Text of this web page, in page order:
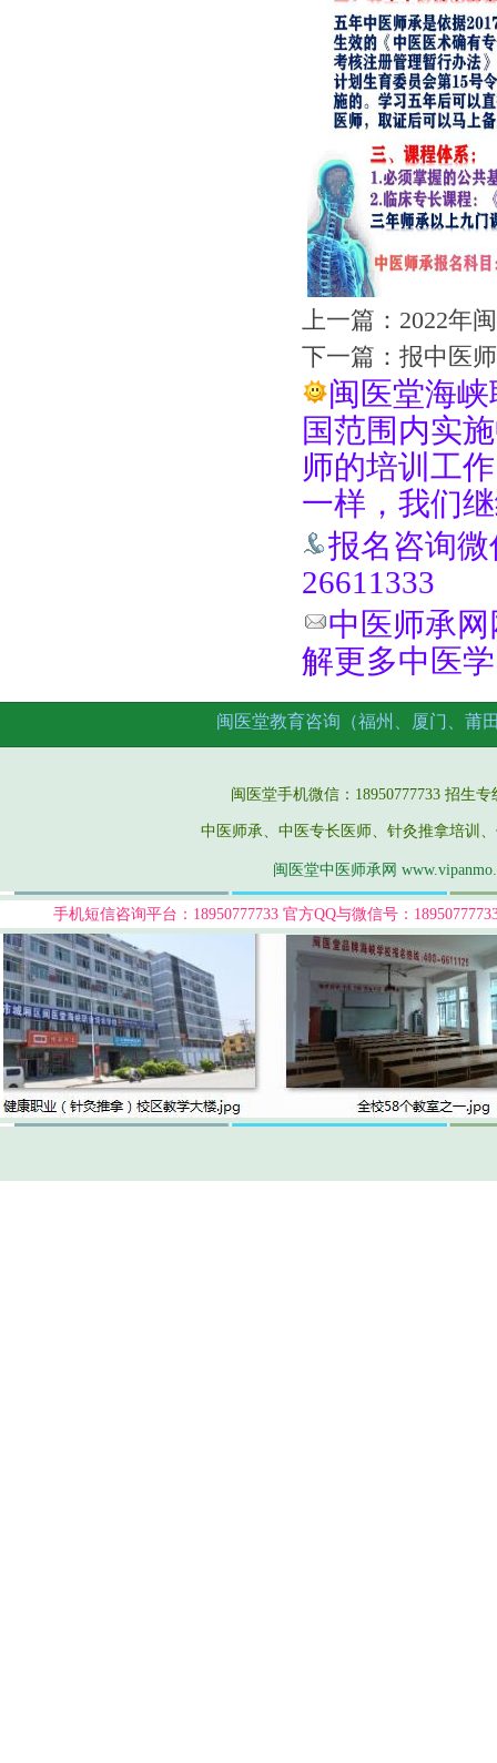
上一篇： 2022年
下一篇： 报中医
闽医堂海
国范围内实
师的培训工
一样，我们
报名咨询微
26611333
中医师承网
解更多中医
闽医堂手机微信：18950777733 招生
中医师承、中医专长医师、针灸推拿培训
闽医堂中医师承网
手机短信咨询平台：18950777733 官方QQ与微信号：
闽医堂教育咨询（福州、厦门、莆